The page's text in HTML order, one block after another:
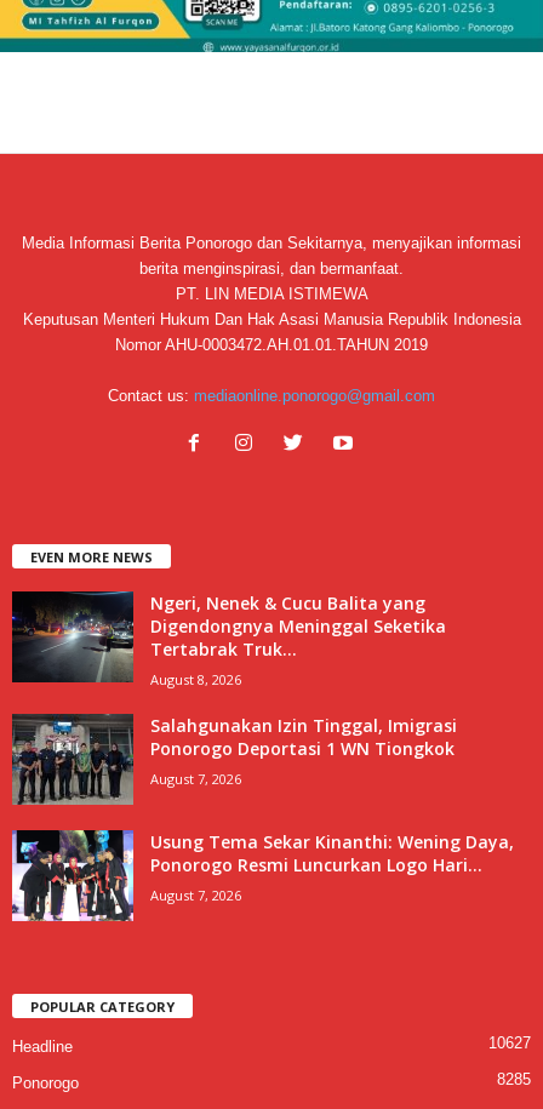
Media Informasi Berita Ponorogo dan Sekitarnya, menyajikan informasi
berita menginspirasi, dan bermanfaat.
PT. LIN MEDIA ISTIMEWA
Keputusan Menteri Hukum Dan Hak Asasi Manusia Republik Indonesia
Nomor AHU-0003472.AH.01.01.TAHUN 2019
Contact us: mediaonline.ponorogo@gmail.com
EVEN MORE NEWS
Ngeri, Nenek & Cucu Balita yang
Digendongnya Meninggal Seketika
Tertabrak Truk...
August 8, 2026
Salahgunakan Izin Tinggal, Imigrasi
Ponorogo Deportasi 1 WN Tiongkok
August 7, 2026
Usung Tema Sekar Kinanthi: Wening Daya,
Ponorogo Resmi Luncurkan Logo Hari...
August 7, 2026
POPULAR CATEGORY
Headline 10627
Ponorogo
8285